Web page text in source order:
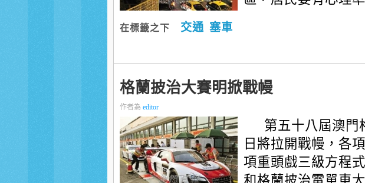
在標籤之下 交通 塞車
格蘭披治大賽明掀戰幔
作者為 editor
第五十八屆澳門
日將拉開戰幔，各
項重頭戲三級方程